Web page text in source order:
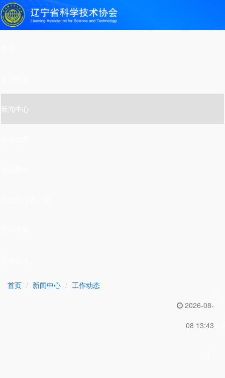
新闻中心
登
首页 新闻中心
工作动态
2026-08-
08 13:43